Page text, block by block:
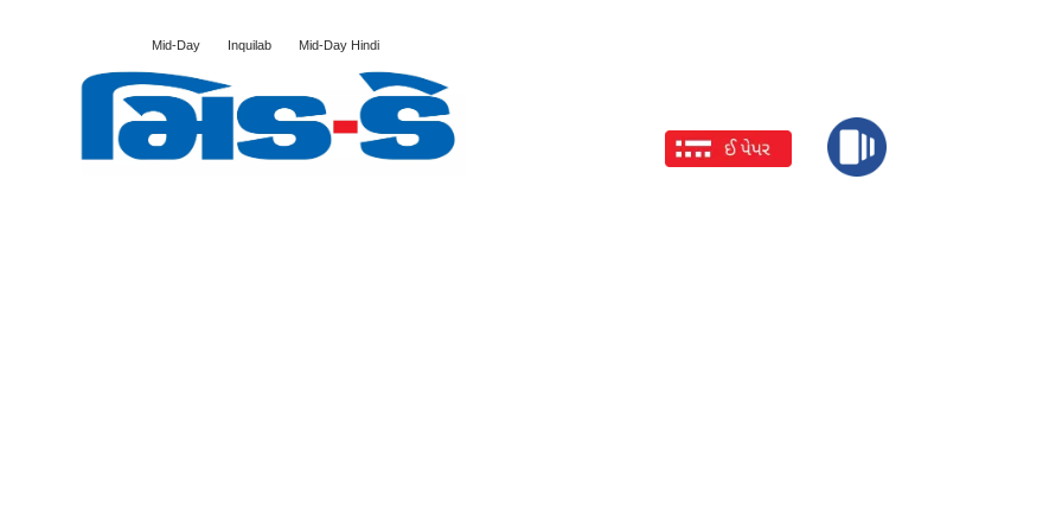
Mid-Day Inquilab Mid-Day Hindi